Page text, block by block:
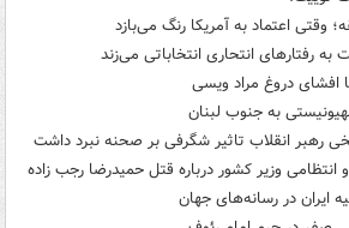
اعتماد به آمریکا رنگ می‌بازد
رفتارهای انتحاری انتخاباتی می‌زند
افشای دروغ مراد ویسی
به جنوب لبنان
رهبر انقلاب تاثیر شگرفی بر صحنه نبرد داشت
وزیر کشور درباره قتل حمیدرضا رجب زاده
ایران در رسانه‌های جهان